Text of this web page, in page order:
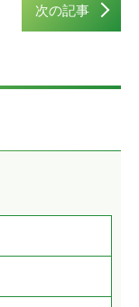
次の記事